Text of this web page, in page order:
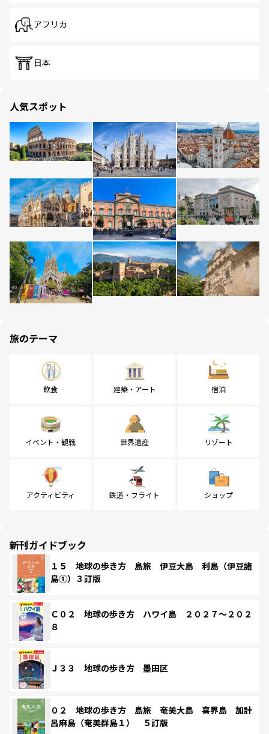
アフリカ
日本
人気スポット
旅のテーマ
飲食 建築・アート 宿泊
イベント・観戦 世界遺産 リゾート
アクティビティ 鉄道・フライト ショップ
新刊ガイドブック
１５ 地球の歩き方 島旅 伊豆大島 利島（伊豆諸
島①）３訂版
Ｃ０２ 地球の歩き方 ハワイ島 ２０２７～２０２
８
Ｊ３３ 地球の歩き方 墨田区
０２ 地球の歩き方 島旅 奄美大島 喜界島 加計
呂麻島（奄美群島１） ５訂版